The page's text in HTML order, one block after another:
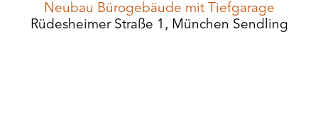
Neubau Bürogebäude mit Tiefgarage
Rüdesheimer Straße 1, München Sendling